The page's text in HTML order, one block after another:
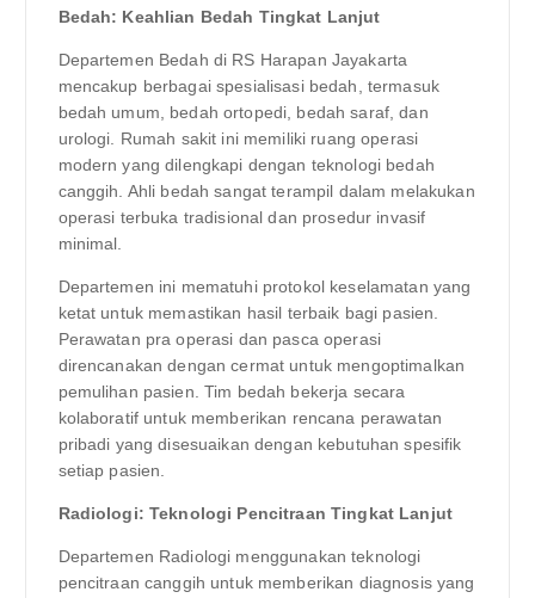
Bedah: Keahlian Bedah Tingkat Lanjut
Departemen Bedah di RS Harapan Jayakarta
mencakup berbagai spesialisasi bedah, termasuk
bedah umum, bedah ortopedi, bedah saraf, dan
urologi. Rumah sakit ini memiliki ruang operasi
modern yang dilengkapi dengan teknologi bedah
canggih. Ahli bedah sangat terampil dalam melakukan
operasi terbuka tradisional dan prosedur invasif
minimal.
Departemen ini mematuhi protokol keselamatan yang
ketat untuk memastikan hasil terbaik bagi pasien.
Perawatan pra operasi dan pasca operasi
direncanakan dengan cermat untuk mengoptimalkan
pemulihan pasien. Tim bedah bekerja secara
kolaboratif untuk memberikan rencana perawatan
pribadi yang disesuaikan dengan kebutuhan spesifik
setiap pasien.
Radiologi: Teknologi Pencitraan Tingkat Lanjut
Departemen Radiologi menggunakan teknologi
pencitraan canggih untuk memberikan diagnosis yang